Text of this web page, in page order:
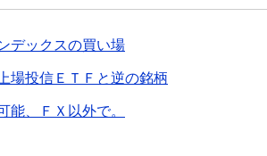
デックスの買い場
場投信ＥＴＦと逆の銘柄
能、ＦＸ以外で。